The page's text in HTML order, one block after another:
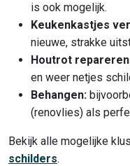
is ook mogelijk.
Keukenkastjes
nieuwe, strakke
Houtrot
en weer netjes
Behangen:
(renovlies) als
Bekijk alle mogelijke
schilders.